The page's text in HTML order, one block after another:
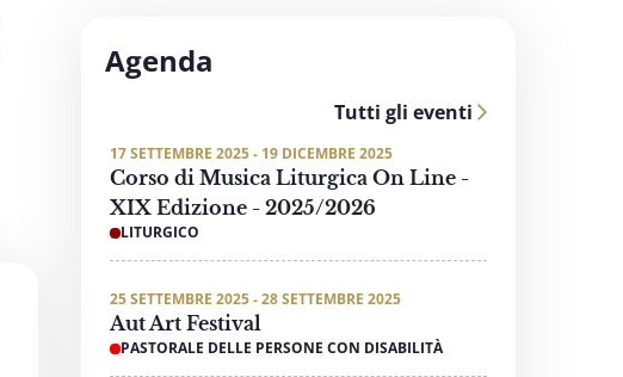
Agenda
Tutti gli eventi
17 SETTEMBRE 2025 - 19 DICEMBRE 2025
Corso di Musica Liturgica On Line -
XIX Edizione - 2025/2026
LITURGICO
25 SETTEMBRE 2025 - 28 SETTEMBRE 2025
Aut Art Festival
PASTORALE DELLE PERSONE CON DISABILITÀ